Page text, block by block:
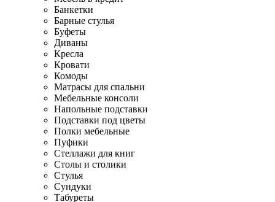
Банкетки
Барные стулья
Буфеты
Диваны
Кресла
Кровати
Комоды
Матрасы для спальни
Мебельные консоли
Напольные подставки
Подставки под цветы
Полки мебельные
Пуфики
Стеллажи для книг
Столы и столики
Стулья
Сундуки
Табуреты